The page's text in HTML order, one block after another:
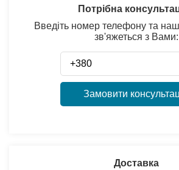
Потрібна
Введіть номер телефону та
зв'яжеться з Вами:
Замовити
Доставка